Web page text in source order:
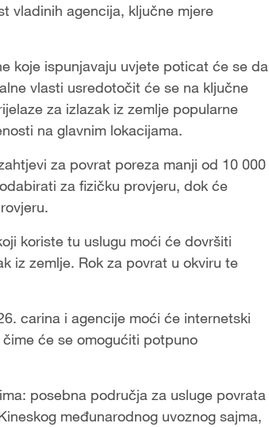
vladinih agencija, ključne mjere
koje ispunjavaju uvjete poticat će se da
vlasti usredotočit će se na ključne
za izlazak iz zemlje popularne
na glavnim lokacijama.
za povrat poreza manji od 10 000
za fizičku provjeru, dok će
koriste tu uslugu moći će dovršiti
iz zemlje. Rok za povrat u okviru te
carina i agencije moći će internetski
će se omogućiti potpuno
posebna područja za usluge povrata
međunarodnog uvoznog sajma,